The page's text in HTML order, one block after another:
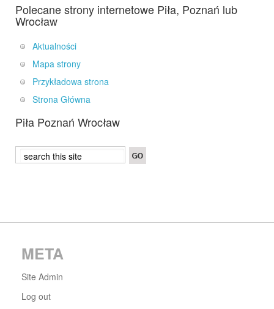
Polecane strony internetowe Piła, Poznań lub
Wrocław
Aktualności
Mapa strony
Przykładowa strona
Strona Główna
Piła Poznań Wrocław
META
Site Admin
Log out